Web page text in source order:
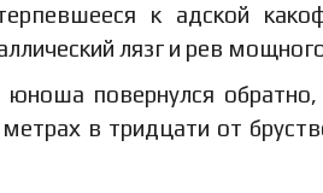
к адской
лязг и рев
повернулся обратно,
в тридцати от